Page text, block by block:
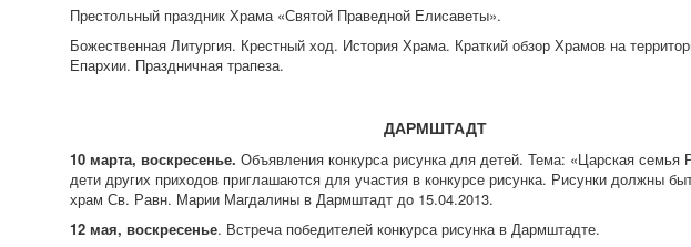
Престольный праздник Храма «Святой Праведной Елисаветы».
Божественная Литургия. Крестный ход. История Храма. Краткий обзор Храмов на
Епархии. Праздничная трапеза.
ДАРМШТАДТ
10 марта, воскресенье. Объявления конкурса рисунка для детей. Тема: «Царская семья
дети других приходов приглашаются для участия в конкурсе рисунка. Рисунки должны
храм Св. Равн. Марии Магдалины в Дармштадт до 15.04.2013.
12 мая, воскресенье. Встреча победителей конкурса рисунка в Дармштадте.